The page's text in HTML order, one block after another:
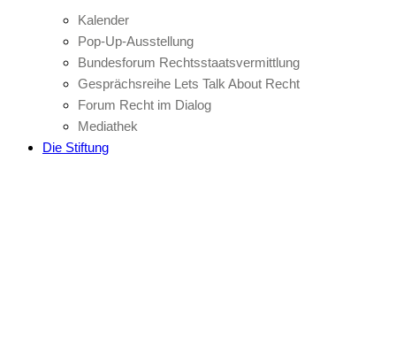
Kalender
Pop-Up-Ausstellung
Bundesforum Rechtsstaatsvermittlung
Gesprächsreihe Lets Talk About Recht
Forum Recht im Dialog
Mediathek
Die Stiftung